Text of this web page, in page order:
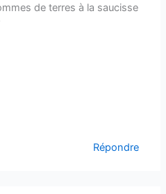
de terres à la saucisse
Répondre